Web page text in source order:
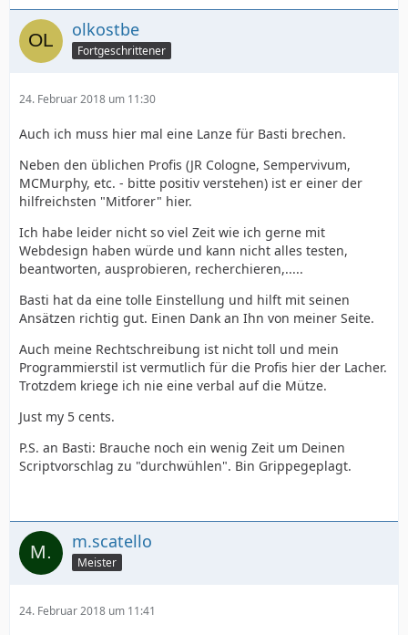
olkostbe
Fortgeschrittener
24. Februar 2018 um 11:30
Auch ich muss hier mal eine Lanze für Basti brechen.
Neben den üblichen Profis (JR Cologne, Sempervivum,
MCMurphy, etc. - bitte positiv verstehen) ist er einer der
hilfreichsten "Mitforer" hier.
Ich habe leider nicht so viel Zeit wie ich gerne mit
Webdesign haben würde und kann nicht alles testen,
beantworten, ausprobieren, recherchieren,.....
Basti hat da eine tolle Einstellung und hilft mit seinen
Ansätzen richtig gut. Einen Dank an Ihn von meiner Seite.
Auch meine Rechtschreibung ist nicht toll und mein
Programmierstil ist vermutlich für die Profis hier der Lacher.
Trotzdem kriege ich nie eine verbal auf die Mütze.
Just my 5 cents.
P.S. an Basti: Brauche noch ein wenig Zeit um Deinen
Scriptvorschlag zu "durchwühlen". Bin Grippegeplagt.
m.scatello
Meister
24. Februar 2018 um 11:41